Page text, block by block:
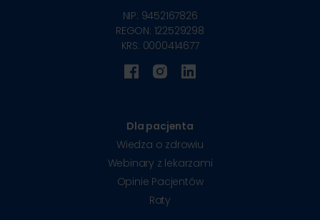
NIP: 9452167826
REGON: 122529298
KRS: 0000414677
Dla pacjenta
Wiedza o zdrowiu
Webinary z lekarzami
Opinie Pacjentów
Raty